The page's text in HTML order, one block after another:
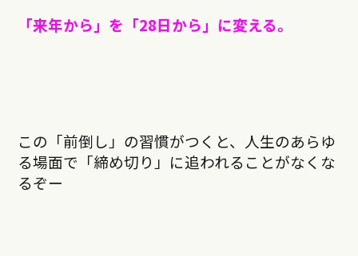
「来年から」を「28日から」に変える。
この「前倒し」の習慣がつくと、人生のあらゆ
る場面で「締め切り」に追われることがなくな
るぞー